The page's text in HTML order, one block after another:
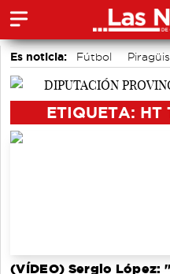
Es noticia: Fútbol
Área de Deportes
ETIQUETA: HT
(VÍDEO) Sergio López: